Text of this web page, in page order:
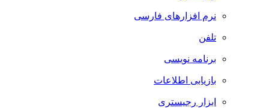
نرم افزارهای فارسی
تلفن
برنامه نویسی
بازیابی اطلاعات
ابزار رجیستری